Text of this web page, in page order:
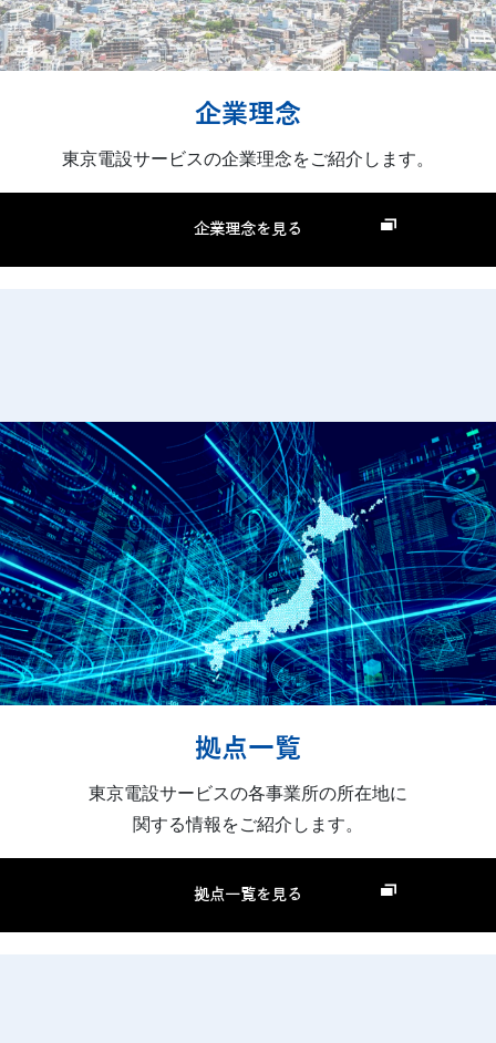
企業理念
東京電設サービスの企業理念をご紹介します。
企業理念を見る
拠点一覧
東京電設サービスの各事業所の所在地に
関する情報をご紹介します。
拠点一覧を見る